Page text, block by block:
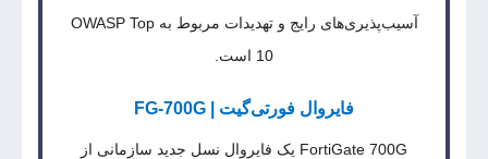
آسیب‌پذیری‌های رایج و تهدیدات مربوط به OWASP Top
10 است.
فایروال‌ فورتی‌گیت | FG-700G
FortiGate 700G یک فایروال نسل جدید سازمانی از